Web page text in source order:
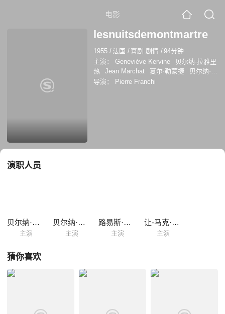
电影
lesnuitsdemontmartre
1955 / 法国 /喜剧 剧情 /94分钟
主演：
Geneviève Kervine
贝尔纳·拉雅里
热
Jean Marchat 夏尔·勒蒙捷
贝尔纳·米
松
Jacqueline Porel
导演： Pierre Franchi
演职人员
贝尔纳·拉雅里热
主演
贝尔纳·米松
主演
路易斯·塞格纳
主演
让-马克·蒂博
主演
猜你喜欢